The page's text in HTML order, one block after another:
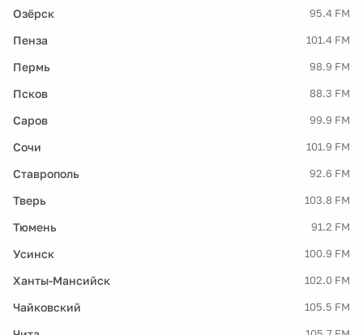
Озёрск 95.4 FM
Пенза 101.4 FM
Пермь 98.9 FM
Псков 88.3 FM
Саров 99.9 FM
Сочи 101.9 FM
Ставрополь 92.6 FM
Тверь 103.8 FM
Тюмень 91.2 FM
Усинск 100.9 FM
Ханты-Мансийск 102.0 FM
Чайковский 105.5 FM